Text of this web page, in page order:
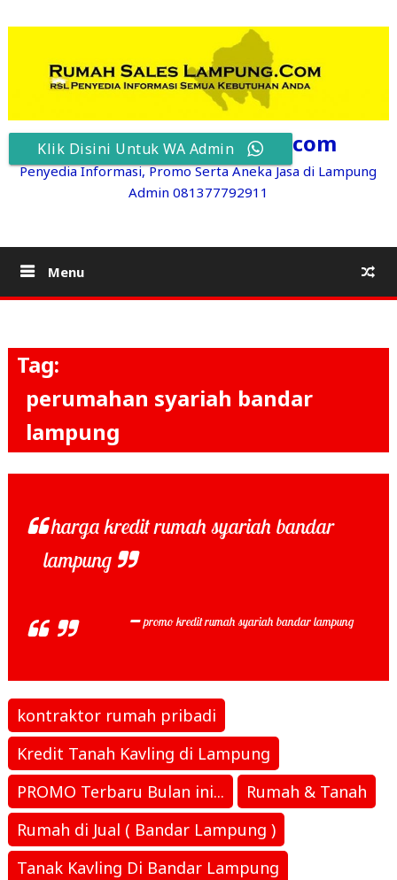
content
RumahSalesLampung.com
Penyedia Informasi, Promo Serta Aneka Jasa di Lampung
Admin 081377792911
Menu
Tag:
perumahan syariah bandar
lampung
harga kredit rumah syariah bandar
lampung
promo kredit rumah syariah bandar lampung
kontraktor rumah pribadi
Kredit Tanah Kavling di Lampung
PROMO Terbaru Bulan ini...
Rumah & Tanah
Rumah di Jual ( Bandar Lampung )
Tanak Kavling Di Bandar Lampung
Klik Disini Untuk WA Admin